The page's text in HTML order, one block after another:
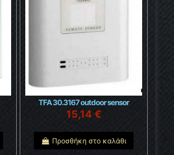
TFA 30.3167 outdoor sensor
15,14 €
Προσθήκη στο καλάθι